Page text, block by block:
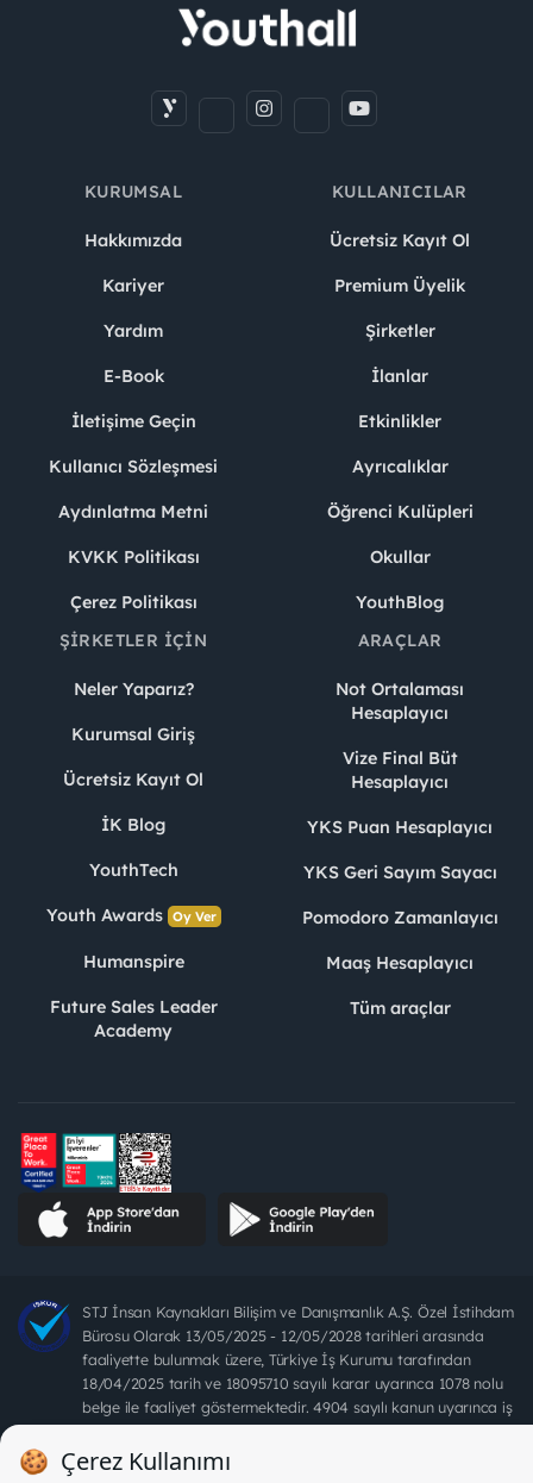
KURUMSAL
Hakkımızda
Kariyer
Yardım
E-Book
İletişime Geçin
Kullanıcı Sözleşmesi
Aydınlatma Metni
KVKK Politikası
Çerez Politikası
KULLANICILAR
Ücretsiz Kayıt Ol
Premium Üyelik
Şirketler
İlanlar
Etkinlikler
Ayrıcalıklar
Öğrenci Kulüpleri
Okullar
YouthBlog
ŞIRKETLER İÇIN
Neler Yaparız?
Kurumsal Giriş
Ücretsiz Kayıt Ol
İK Blog
YouthTech
Youth Awards Oy Ver
Humanspire
Future Sales Leader
Academy
ARAÇLAR
Not Ortalaması
Hesaplayıcı
Vize Final Büt
Hesaplayıcı
YKS Puan Hesaplayıcı
YKS Geri Sayım Sayacı
Pomodoro Zamanlayıcı
Maaş Hesaplayıcı
Tüm araçlar
STJ İnsan Kaynakları Bilişim ve Danışmanlık A.Ş. Özel İstihdam
Bürosu Olarak 13/05/2025 - 12/05/2028 tarihleri arasında
faaliyette bulunmak üzere, Türkiye İş Kurumu tarafından
18/04/2025 tarih ve 18095710 sayılı karar uyarınca 1078 nolu
belge ile faaliyet göstermektedir. 4904 sayılı kanun uyarınca iş
arayanlardan ücret alınması yasaktır.